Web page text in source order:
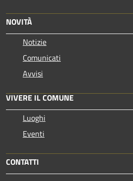
NOVITÀ
Notizie
Comunicati
Avvisi
VIVERE IL COMUNE
Luoghi
Eventi
CONTATTI